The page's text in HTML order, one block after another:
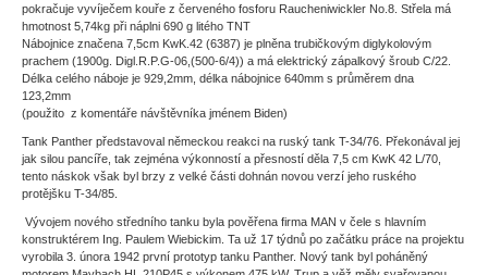
pokračuje vyvíječem kouře z červeného fosforu Raucheniwickler No.8. Střela má
hmotnost 5,74kg při náplni 690 g litého TNT
Nábojnice značena 7,5cm KwK.42 (6387) je plněna trubičkovým diglykolovým
prachem (1900g. Digl.R.P.G-06,(500-6/4)) a má elektrický zápalkový šroub C/22.
Délka celého náboje je 929,2mm, délka nábojnice 640mm s průměrem dna
123,2mm
(použito z komentáře návštěvníka jménem Biden)
Tank Panther představoval německou reakci na ruský tank T-34/76. Překonával jej
jak silou pancíře, tak zejména výkonností a přesností děla 7,5 cm KwK 42 L/70,
tento náskok však byl brzy z velké části dohnán novou verzí jeho ruského
protějšku T-34/85.
Vývojem nového středního tanku byla pověřena firma MAN v čele s hlavním
konstruktérem Ing. Paulem Wiebickim. Ta už 17 týdnů po začátku práce na projektu
vyrobila 3. února 1942 první prototyp tanku Panther. Nový tank byl poháněný